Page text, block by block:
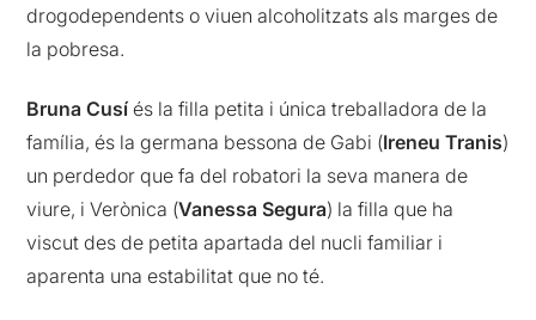
drogodependents o viuen alcoholitzats als marges de
la pobresa.
Bruna Cusí és la filla petita i única treballadora de la
família, és la germana bessona de Gabi (Ireneu Tranis)
un perdedor que fa del robatori la seva manera de
viure, i Verònica (Vanessa Segura) la filla que ha
viscut des de petita apartada del nucli familiar i
aparenta una estabilitat que no té.